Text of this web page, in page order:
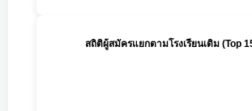
สถิติผู้สมัครแยกตามโรงเรียนเดิม (Top